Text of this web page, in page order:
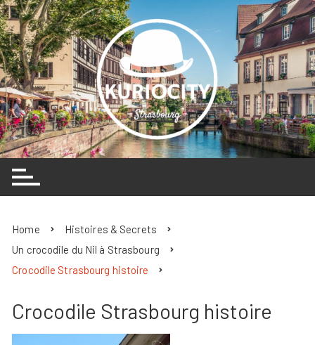
Skip
to
content
Home
Histoires & Secrets
Un crocodile du Nil à Strasbourg
Crocodile Strasbourg histoire
Crocodile Strasbourg histoire